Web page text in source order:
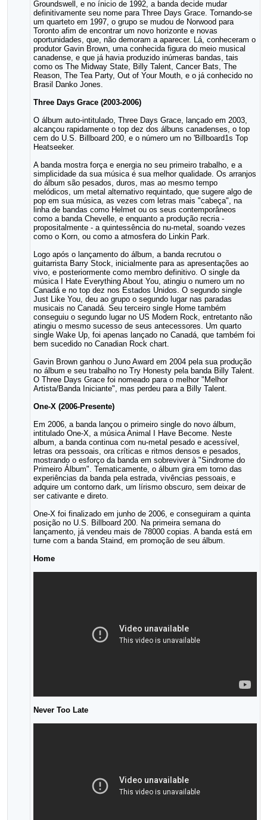
Groundswell, e no ínicio de 1992, a banda decide mudar
definitivamente seu nome para Three Days Grace. Tornando-se
um quarteto em 1997, o grupo se mudou de Norwood para
Toronto afim de encontrar um novo horizonte e novas
oportunidades, que, não demoram a aparecer. Lá, conheceram o
produtor Gavin Brown, uma conhecida figura do meio musical
canadense, e que já havia produzido inúmeras bandas, tais
como os The Midway State, Billy Talent, Cancer Bats, The
Reason, The Tea Party, Out of Your Mouth, e o já conhecido no
Brasil Danko Jones.
Three Days Grace (2003-2006)
O álbum auto-intitulado, Three Days Grace, lançado em 2003,
alcançou rapidamente o top dez dos álbuns canadenses, o top
cem do U.S. Billboard 200, e o número um no 'Billboard1s Top
Heatseeker.
A banda mostra força e energia no seu primeiro trabalho, e a
simplicidade da sua música é sua melhor qualidade. Os arranjos
do álbum são pesados, duros, mas ao mesmo tempo
melódicos, um metal alternativo requintado, que sugere algo de
pop em sua música, as vezes com letras mais "cabeça", na
linha de bandas como Helmet ou os seus contemporâneos
como a banda Chevelle, e enquanto a produção recria -
propositalmente - a quintessência do nu-metal, soando vezes
como o Korn, ou como a atmosfera do Linkin Park.
Logo após o lançamento do álbum, a banda recrutou o
guitarrista Barry Stock, inicialmente para as apresentações ao
vivo, e posteriormente como membro definitivo. O single da
música I Hate Everything About You, atingiu o numero um no
Canadá e no top dez nos Estados Unidos. O segundo single
Just Like You, deu ao grupo o segundo lugar nas paradas
musicais no Canadá. Seu terceiro single Home também
conseguiu o segundo lugar no US Modern Rock, entretanto não
atingiu o mesmo sucesso de seus antecessores. Um quarto
single Wake Up, foi apenas lançado no Canadá, que também foi
bem sucedido no Canadian Rock chart.
Gavin Brown ganhou o Juno Award em 2004 pela sua produção
no álbum e seu trabalho no Try Honesty pela banda Billy Talent.
O Three Days Grace foi nomeado para o melhor "Melhor
Artista/Banda Iniciante", mas perdeu para a Billy Talent.
One-X (2006-Presente)
Em 2006, a banda lançou o primeiro single do novo álbum,
intitulado One-X, a música Animal I Have Become. Neste
album, a banda continua com nu-metal pesado e acessível,
letras ora pessoais, ora críticas e ritmos densos e pesados,
mostrando o esforço da banda em sobreviver à "Sindrome do
Primeiro Álbum". Tematicamente, o álbum gira em torno das
experiências da banda pela estrada, vivências pessoais, e
adquire um contorno dark, um lírismo obscuro, sem deixar de
ser cativante e direto.
One-X foi finalizado em junho de 2006, e conseguiram a quinta
posição no U.S. Billboard 200. Na primeira semana do
lançamento, já vendeu mais de 78000 copias. A banda está em
turne com a banda Staind, em promoção de seu álbum.
Home
Never Too Late